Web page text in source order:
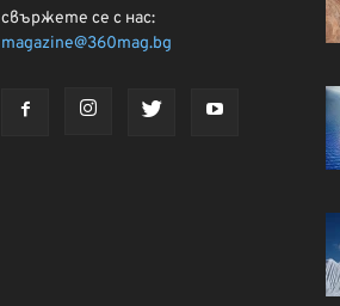
свържете се с нас:
magazine@360mag.bg